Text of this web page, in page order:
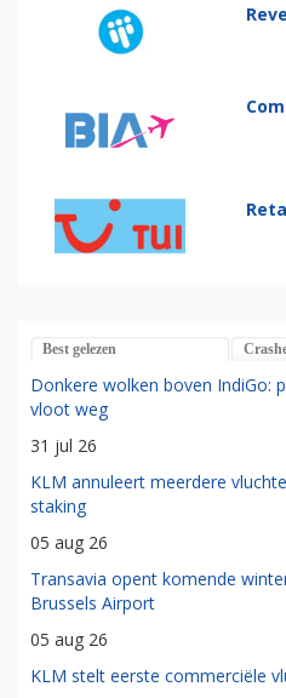
Best gelezen
Donkere wolken boven IndiGo:
vloot weg
31 jul 26
KLM annuleert meerdere
staking
05 aug 26
Transavia opent komende
Brussels Airport
05 aug 26
KLM stelt eerste commerciële